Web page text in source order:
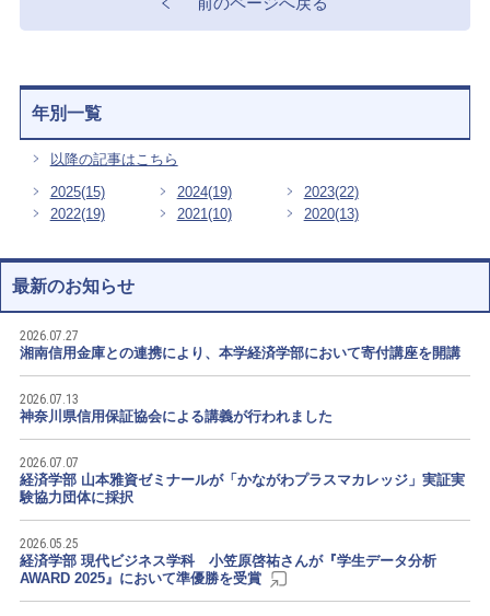
年別一覧
以降の記事はこちら
2025(15) 2024(19) 2023(22)
2022(19) 2021(10) 2020(13)
最新のお知らせ
2026.07.27
湘南信用金庫との連携により、本学経済学部において寄付講座を開講
2026.07.13
神奈川県信用保証協会による講義が行われました
2026.07.07
経済学部 山本雅資ゼミナールが「かながわプラスマカレッジ」実証実
験協力団体に採択
2026.05.25
経済学部 現代ビジネス学科 小笠原啓祐さんが『学生データ分析
AWARD 2025』において準優勝を受賞